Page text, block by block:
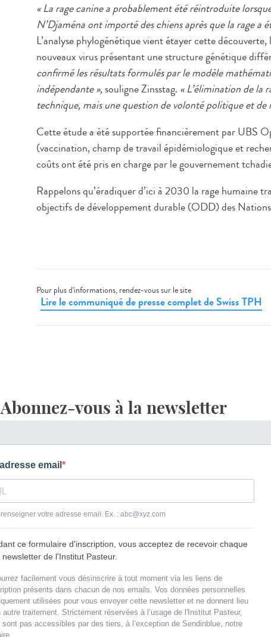
« La rage canine a probablement été réintroduite
N’Djaména ont importé des chiens après que la rage a
L’analyse phylogénétique vient étayer cette
nouveaux virus présentant une structure génétique
confirmé les résultats formulés par le modèle
indépendante »,souligne Zinsstag. « L’élimination de la
technique, mais une question de volonté politique et de
Cette étude a été supportée financièrement par UBS
(vaccination, champ de travail épidémiologique et
coûts ont été pris en charge par le gouvernement
Rappelons qu’éradiquer d’ici à 2030 la rage humaine
objectifs de développement durable (ODD) des
Pour plus d'informations, rendez-vous sur le site
Lire le communiqué de presse complet de Swiss TPH
Abonnez-vous à la newsletter